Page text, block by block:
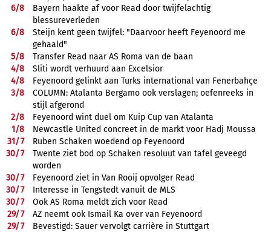
6/8
Bayern haakte af voor Read door twijfelachtig
blessureverleden
6/8
Steijn kent geen twijfel: "Daarvoor heeft Feyenoord me
gehaald"
5/8
Transfer Read naar AS Roma van de baan
4/8
Sliti wordt verhuurd aan Excelsior
4/8
Feyenoord gelinkt aan Turks international van Fenerbahçe
3/8
COLUMN: Atalanta Bergamo ook verslagen; oefenreeks in
stijl afgerond
2/8
Feyenoord wint duel om Kuip Cup van Atalanta
1/8
Newcastle United concreet in de markt voor Hadj Moussa
31/7
Ruben Schaken woedend op Feyenoord
30/7
Twente ziet bod op Schaken resoluut van tafel geveegd
worden
30/7
Feyenoord ziet in Van Rooij opvolger Read
30/7
Interesse in Tengstedt vanuit de MLS
30/7
Ook AS Roma meldt zich voor Read
29/7
AZ neemt ook Ismail Ka over van Feyenoord
29/7
Bevestigd: Sauer vervolgt carrière in Stuttgart